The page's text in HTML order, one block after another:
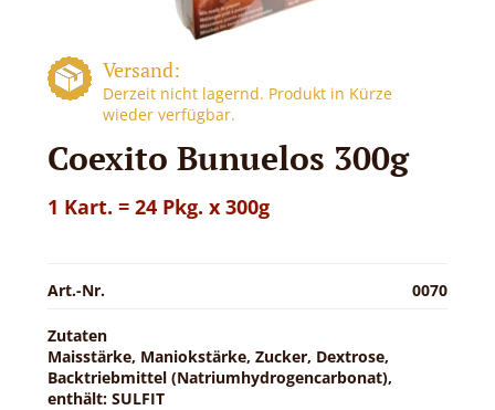
Versand:
Derzeit nicht lagernd. Produkt in Kürze
wieder verfügbar.
Coexito Bunuelos 300g
1 Kart. = 24 Pkg. x 300g
Art.-Nr. 0070
Zutaten
Maisstärke, Maniokstärke, Zucker, Dextrose,
Backtriebmittel (Natriumhydrogencarbonat),
enthält: SULFIT